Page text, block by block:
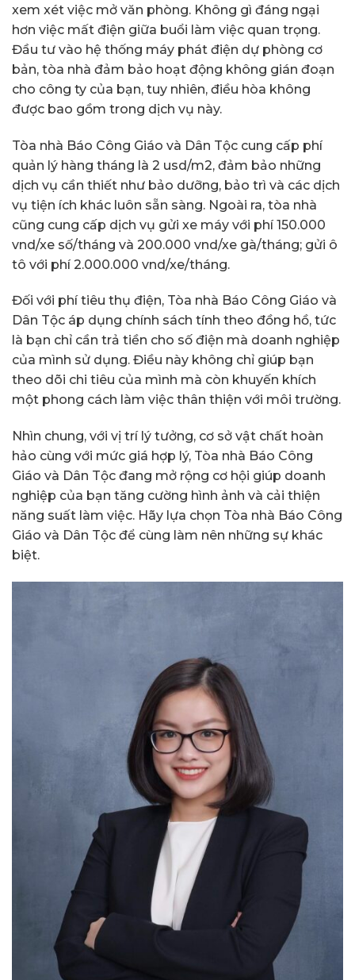
xem xét việc mở văn phòng. Không gì đáng ngại
hơn việc mất điện giữa buổi làm việc quan trọng.
Đầu tư vào hệ thống máy phát điện dự phòng cơ
bản, tòa nhà đảm bảo hoạt động không gián đoạn
cho công ty của bạn, tuy nhiên, điều hòa không
được bao gồm trong dịch vụ này.
Tòa nhà Báo Công Giáo và Dân Tộc cung cấp phí
quản lý hàng tháng là 2 usd/m2, đảm bảo những
dịch vụ cần thiết như bảo dưỡng, bảo trì và các dịch
vụ tiện ích khác luôn sẵn sàng. Ngoài ra, tòa nhà
cũng cung cấp dịch vụ gửi xe máy với phí 150.000
vnd/xe số/tháng và 200.000 vnd/xe gà/tháng; gửi ô
tô với phí 2.000.000 vnd/xe/tháng.
Đối với phí tiêu thụ điện, Tòa nhà Báo Công Giáo và
Dân Tộc áp dụng chính sách tính theo đồng hồ, tức
là bạn chỉ cần trả tiền cho số điện mà doanh nghiệp
của mình sử dụng. Điều này không chỉ giúp bạn
theo dõi chi tiêu của mình mà còn khuyến khích
một phong cách làm việc thân thiện với môi trường.
Nhìn chung, với vị trí lý tưởng, cơ sở vật chất hoàn
hảo cùng với mức giá hợp lý, Tòa nhà Báo Công
Giáo và Dân Tộc đang mở rộng cơ hội giúp doanh
nghiệp của bạn tăng cường hình ảnh và cải thiện
năng suất làm việc. Hãy lựa chọn Tòa nhà Báo Công
Giáo và Dân Tộc để cùng làm nên những sự khác
biệt.